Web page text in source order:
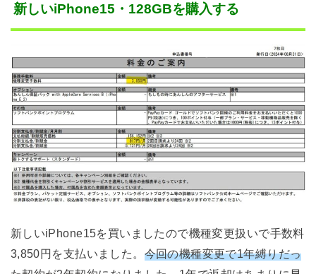
新しいiPhone15・128GBを購入する
新しいiPhone15を買いましたので機種変更扱いで手数料
3,850円を支払いました。 今回の機種変更で1年縛りだっ